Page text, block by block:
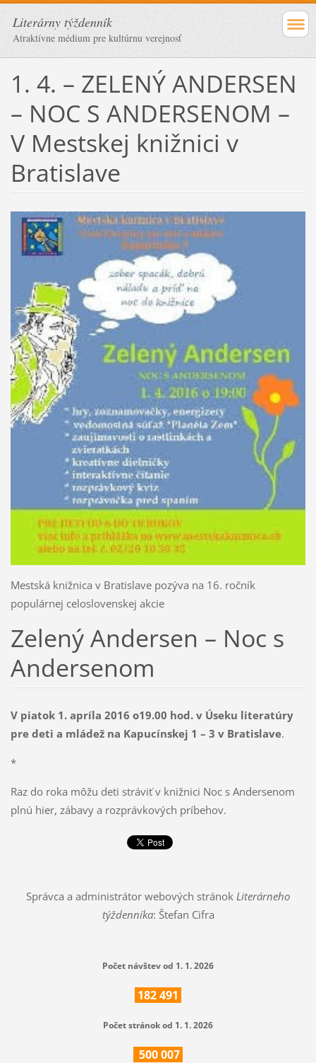
Literárny týždenník
Atraktívne médium pre kultúrnu verejnosť
1. 4. – ZELENÝ ANDERSEN
– NOC S ANDERSENOM –
V Mestskej knižnici v
Bratislave
Mestská knižnica v Bratislave pozýva na 16. ročník
populárnej celoslovenskej akcie
Zelený Andersen – Noc s
Andersenom
V piatok 1. apríla 2016 o19.00 hod. v Úseku literatúry
pre deti a mládež na Kapucínskej 1 – 3 v Bratislave.
*
Raz do roka môžu deti stráviť v knižnici Noc s Andersenom
plnú hier, zábavy a rozprávkových príbehov.
Správca a administrátor webových stránok Literárneho
týždenníka: Štefan Cifra
Počet návštev od 1. 1. 2026
182491
Počet stránok od 1. 1. 2026
500007